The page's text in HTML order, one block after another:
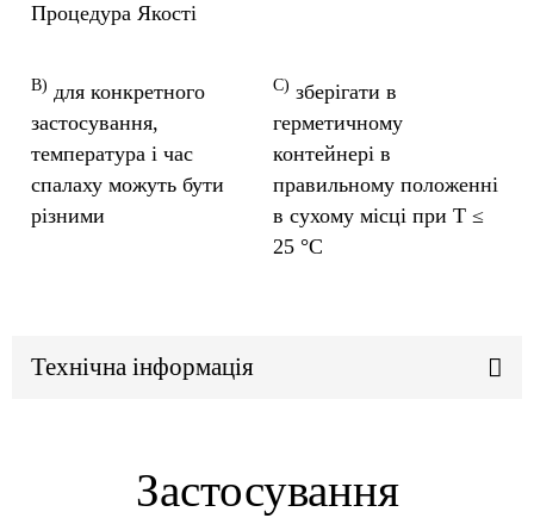
Процедура Якості
B) для конкретного
застосування,
температура і час
спалаху можуть бути
різними
C) зберігати в
герметичному
контейнері в
правильному положенні
в сухому місці при Т ≤
25 °C
Технічна інформація
Застосування